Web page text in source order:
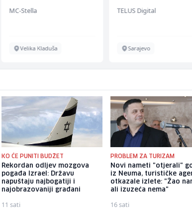
MC-Stella
Velika Kladuša
TELUS Digital
Sarajevo
KO ĆE PUNITI BUDŽET
Rekordan odljev mozgova
pogađa Izrael: Državu
napuštaju najbogatiji i
najobrazovaniji građani
11 sati
PROBLEM ZA TURIZAM
Novi nameti "otjerali"
iz Neuma, turističke
otkazale izlete: "Žao
ali izuzeća nema"
16 sati